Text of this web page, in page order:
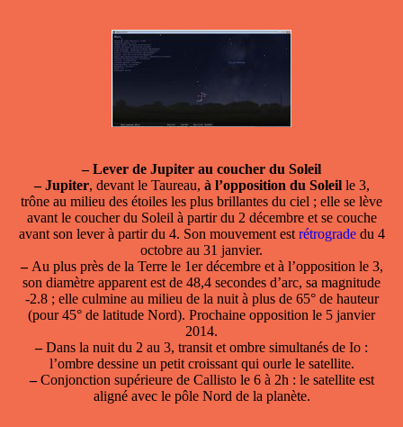
– Lever de Jupiter au coucher du Soleil
– Jupiter, devant le Taureau, à l’opposition du Soleille 3,
trône au milieu des étoiles les plus brillantes du ciel ; elle se lève
avant le coucher du Soleil à partir du 2 décembre et se couche
avant son lever à partir du 4. Son mouvement est rétrogradedu 4
octobre au 31 janvier.
–Au plus près de la Terre le 1er décembre et à l’opposition le 3,
son diamètre apparent est de 48,4 secondes d’arc, sa magnitude
-2.8 ; elle culmine au milieu de la nuit à plus de 65° de hauteur
(pour 45° de latitude Nord). Prochaine opposition le 5 janvier
2014.
–Dans la nuit du 2 au 3, transit et ombre simultanés de Io :
l’ombre dessine un petit croissant qui ourle le satellite.
–Conjonction supérieure de Callisto le 6 à 2h : le satellite est
aligné avec le pôle Nord de la planète.